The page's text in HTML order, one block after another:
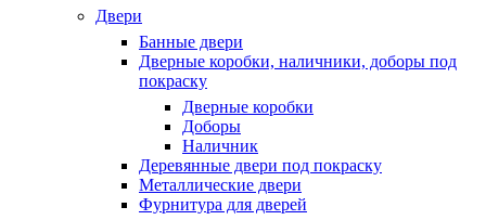
Двери
Банные двери
Дверные коробки, наличники, доборы под
покраску
Дверные коробки
Доборы
Наличник
Деревянные двери под покраску
Металлические двери
Фурнитура для дверей